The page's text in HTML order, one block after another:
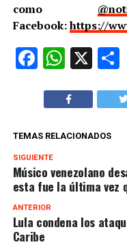
como
Facebook:https://
Facebook
X
TEMAS RELACIONADOS
SIGUIENTE
Músico venezolano
esta fue la última vez
ANTERIOR
Lula condena los
Caribe